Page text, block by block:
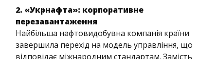
2. «Укрнафта»: корпоративне
перезавантаження
Найбільша нафтовидобувна компанія країни
завершила перехід на модель управління, що
відповідає міжнародним стандартам. Замість